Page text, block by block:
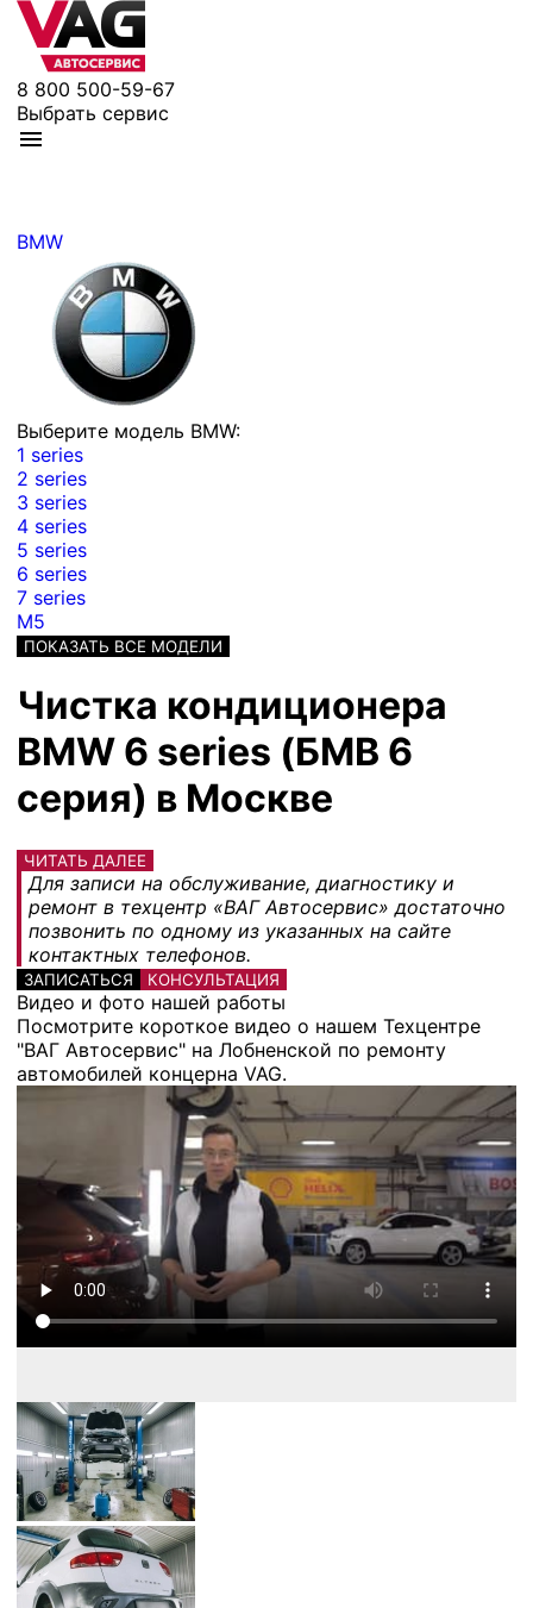
8 800 500-59-67
Выбрать сервис
BMW
Выберите модель BMW:
1 series
2 series
3 series
4 series
5 series
6 series
7 series
M5
ПОКАЗАТЬ ВСЕ МОДЕЛИ
Чистка кондиционера
BMW 6 series (БМВ 6
серия) в Москве
ЧИТАТЬ ДАЛЕЕ
Для записи на обслуживание, диагностику и
ремонт в техцентр «ВАГ Автосервис» достаточно
позвонить по одному из указанных на сайте
контактных телефонов.
ЗАПИСАТЬСЯ КОНСУЛЬТАЦИЯ
Видео и фото нашей работы
Посмотрите короткое видео о нашем Техцентре
"ВАГ Автосервис" на Лобненской по ремонту
автомобилей концерна VAG.